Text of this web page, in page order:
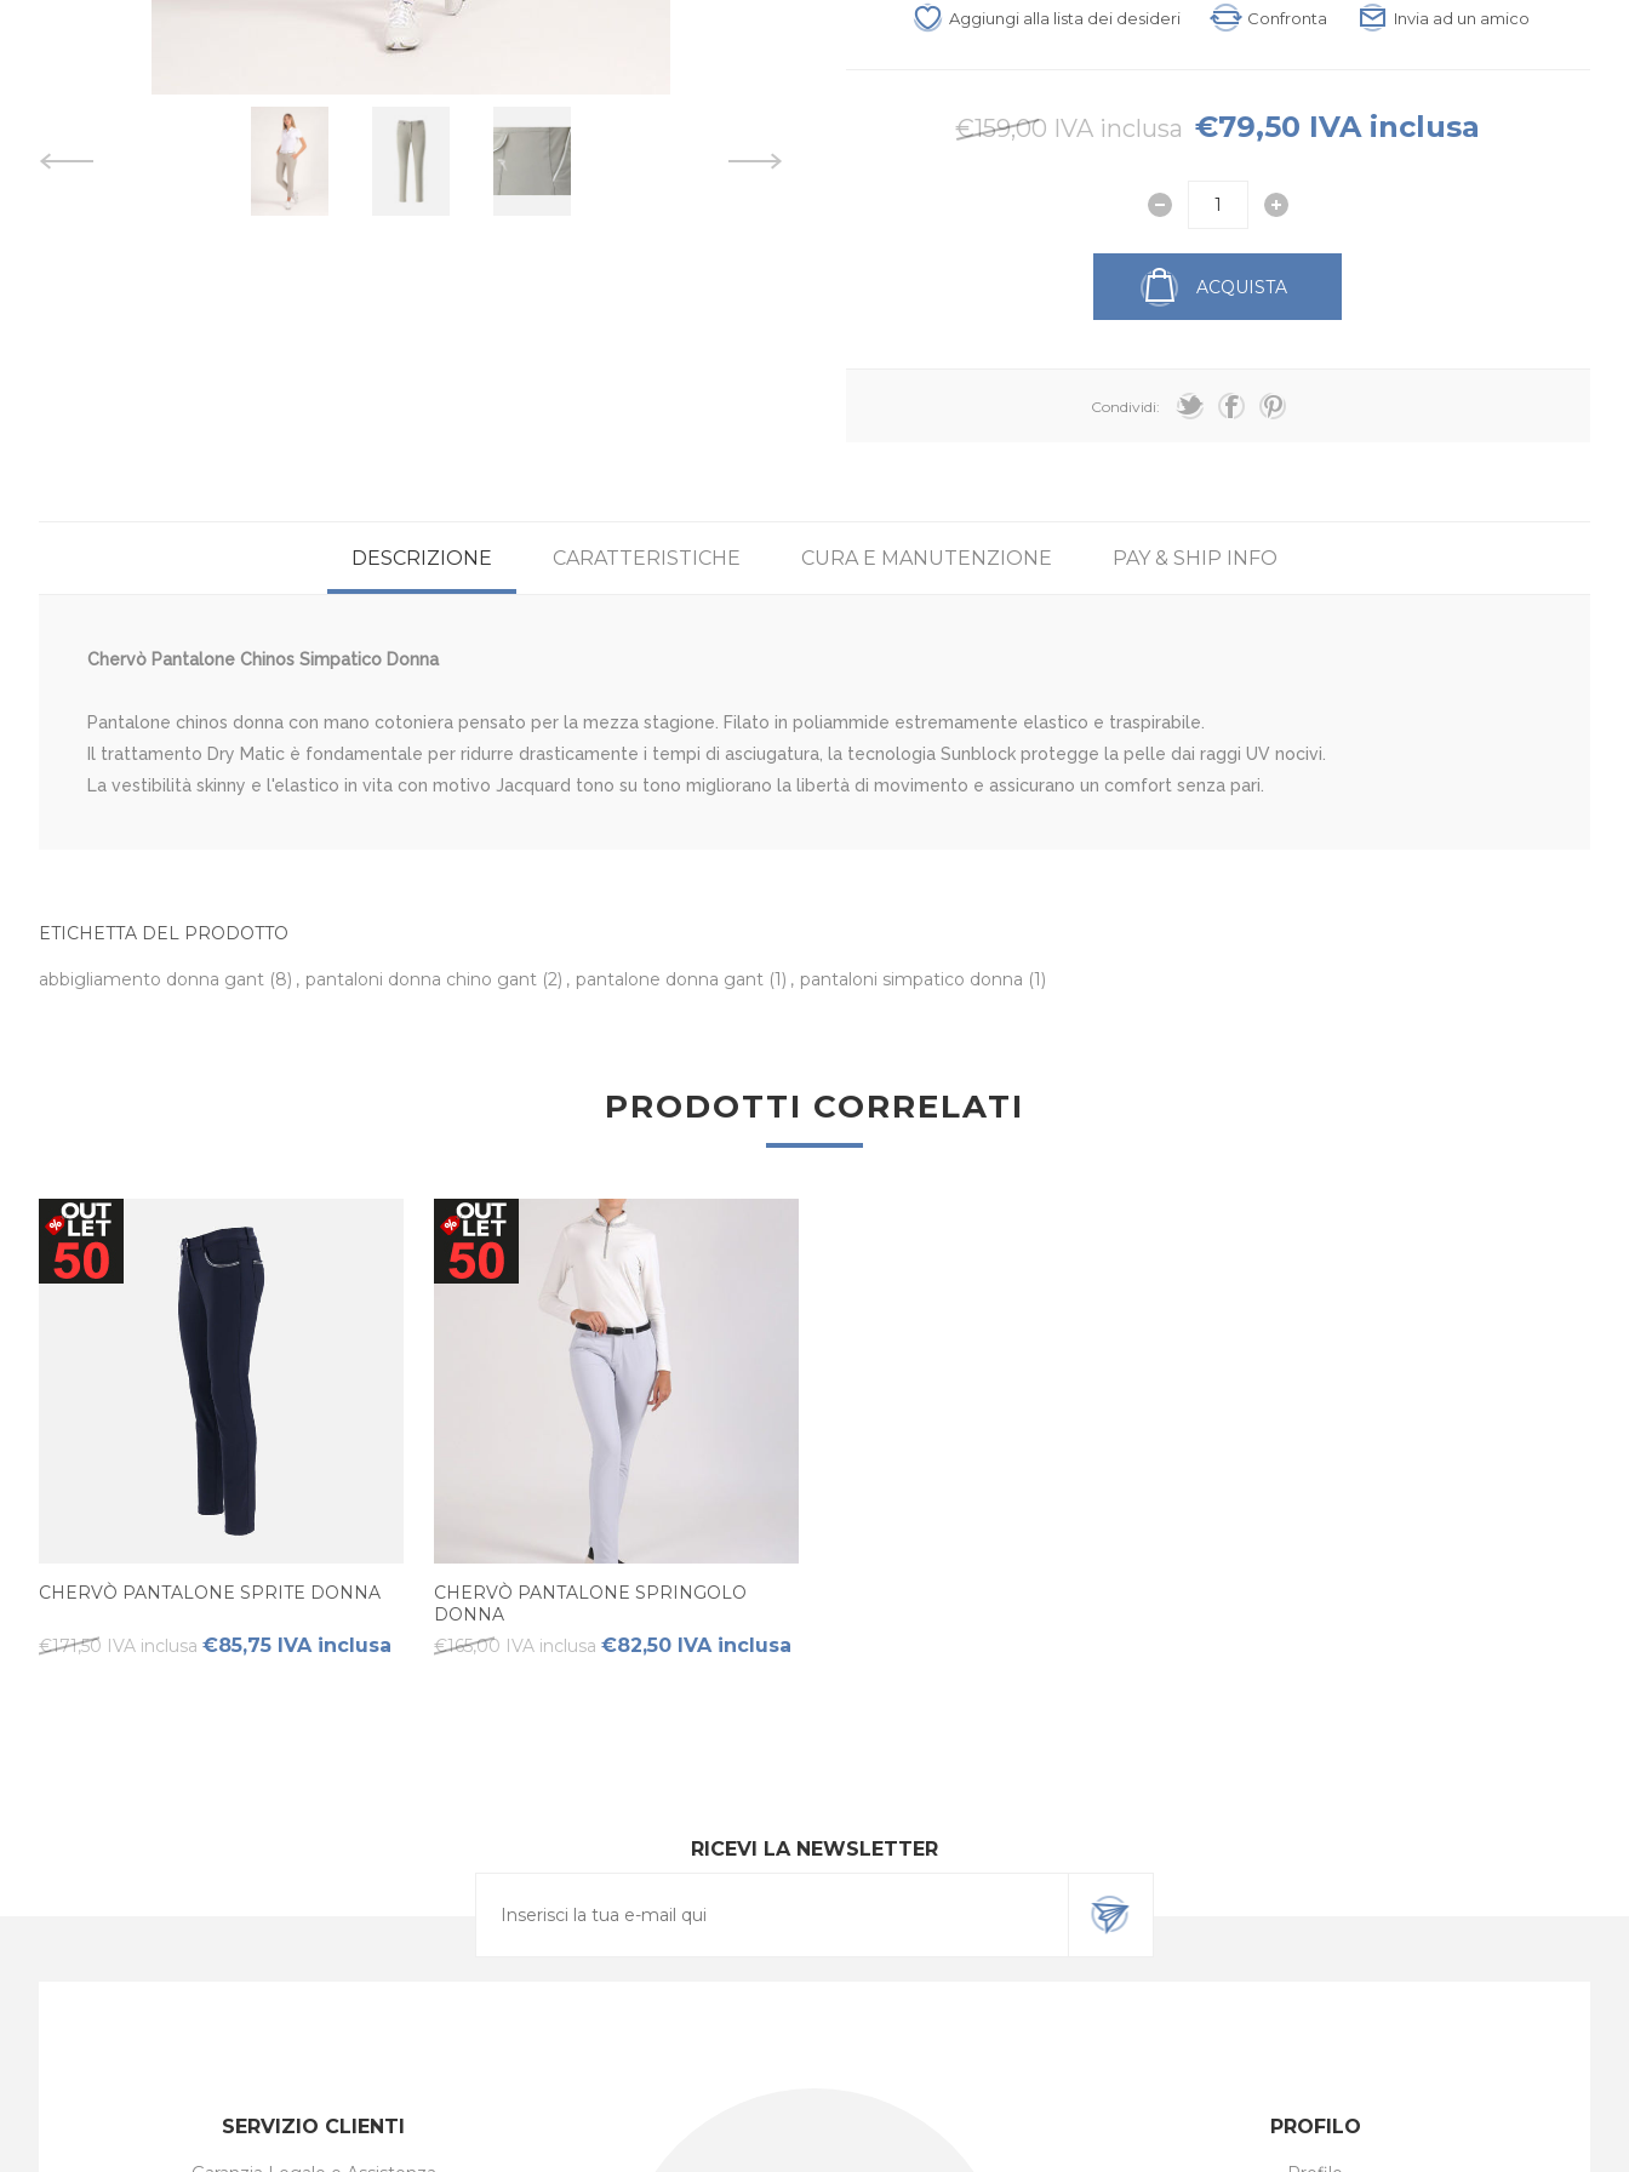
Aggiungi alla lista dei desideri Confronta Invia ad un amico
€159,00 IVA inclusa €79,50 IVA inclusa
ACQUISTA
Condividi:
DESCRIZIONE CARATTERISTICHE CURA E MANUTENZIONE PAY & SHIP INFO
Chervò Pantalone Chinos Simpatico Donna
Pantalone chinos donna con mano cotoniera pensato per la mezza stagione. Filato in poliammide estremamente elastico e traspirabile.
Il trattamento Dry Matic è fondamentale per ridurre drasticamente i tempi di asciugatura, la tecnologia Sunblock protegge la pelle dai raggi UV nocivi.
La vestibilità skinny e l'elastico in vita con motivo Jacquard tono su tono migliorano la libertà di movimento e assicurano un comfort senza pari.
ETICHETTA DEL PRODOTTO
abbigliamento donna gant (8) , pantaloni donna chino gant (2) , pantalone donna gant (1) , pantaloni simpatico donna (1)
PRODOTTI CORRELATI
CHERVÒ PANTALONE SPRITE DONNA
€171,50 IVA inclusa €85,75 IVA inclusa
CHERVÒ PANTALONE SPRINGOLO
DONNA
€165,00 IVA inclusa €82,50 IVA inclusa
RICEVI LA NEWSLETTER
SERVIZIO CLIENTI PROFILO